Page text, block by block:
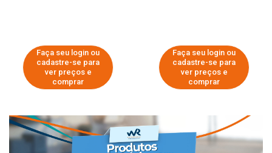
Faça seu login ou
cadastre-se para
ver preços e
comprar
Faça seu login ou
cadastre-se para
ver preços e
comprar